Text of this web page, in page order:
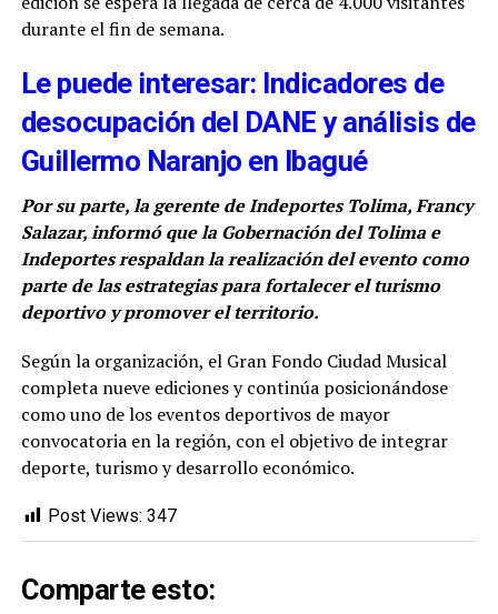
durante el fin de semana.
Le puede interesar: Indicadores de
desocupación del DANE y análisis de
Guillermo Naranjo en Ibagué
Por su parte, la gerente de Indeportes Tolima, Francy
Salazar, informó que la Gobernación del Tolima e
Indeportes respaldan la realización del evento como
parte de las estrategias para fortalecer el turismo
deportivo y promover el territorio.
Según la organización, el Gran Fondo Ciudad Musical
completa nueve ediciones y continúa posicionándose
como uno de los eventos deportivos de mayor
convocatoria en la región, con el objetivo de integrar
deporte, turismo y desarrollo económico.
Post Views: 347
Comparte esto: